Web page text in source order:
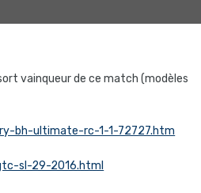
vainqueur de ce match (modèles
bh-ultimate-rc-1-1-72727.htm
sl-29-2016.html